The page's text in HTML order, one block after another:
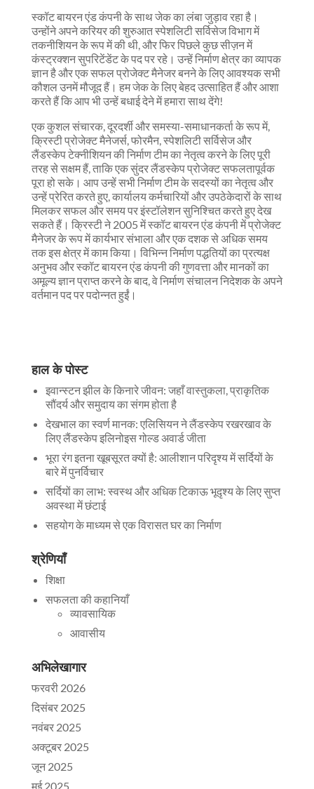
स्कॉट बायरन एंड कंपनी के साथ जेक का लंबा जुड़ाव रहा है।
उन्होंने अपने करियर की शुरुआत स्पेशलिटी सर्विसेज विभाग में
तकनीशियन के रूप में की थी, और फिर पिछले कुछ सीज़न में
कंस्ट्रक्शन सुपरिटेंडेंट के पद पर रहे। उन्हें निर्माण क्षेत्र का व्यापक
ज्ञान है और एक सफल प्रोजेक्ट मैनेजर बनने के लिए आवश्यक सभी
कौशल उनमें मौजूद हैं। हम जेक के लिए बेहद उत्साहित हैं और आशा
करते हैं कि आप भी उन्हें बधाई देने में हमारा साथ देंगे!
एक कुशल संचारक, दूरदर्शी और समस्या-समाधानकर्ता के रूप में,
क्रिस्टी प्रोजेक्ट मैनेजर्स, फोरमैन, स्पेशलिटी सर्विसेज और
लैंडस्केप टेक्नीशियन की निर्माण टीम का नेतृत्व करने के लिए पूरी
तरह से सक्षम हैं, ताकि एक सुंदर लैंडस्केप प्रोजेक्ट सफलतापूर्वक
पूरा हो सके। आप उन्हें सभी निर्माण टीम के सदस्यों का नेतृत्व और
उन्हें प्रेरित करते हुए, कार्यालय कर्मचारियों और उपठेकेदारों के साथ
मिलकर सफल और समय पर इंस्टॉलेशन सुनिश्चित करते हुए देख
सकते हैं। क्रिस्टी ने 2005 में स्कॉट बायरन एंड कंपनी में प्रोजेक्ट
मैनेजर के रूप में कार्यभार संभाला और एक दशक से अधिक समय
तक इस क्षेत्र में काम किया। विभिन्न निर्माण पद्धतियों का प्रत्यक्ष
अनुभव और स्कॉट बायरन एंड कंपनी की गुणवत्ता और मानकों का
अमूल्य ज्ञान प्राप्त करने के बाद, वे निर्माण संचालन निदेशक के अपने
वर्तमान पद पर पदोन्नत हुईं।
हाल के पोस्ट
इवान्स्टन झील के किनारे जीवन: जहाँ वास्तुकला, प्राकृतिक
सौंदर्य और समुदाय का संगम होता है
देखभाल का स्वर्ण मानक: एलिसियन ने लैंडस्केप रखरखाव के
लिए लैंडस्केप इलिनोइस गोल्ड अवार्ड जीता
भूरा रंग इतना खूबसूरत क्यों है: आलीशान परिदृश्य में सर्दियों के
बारे में पुनर्विचार
सर्दियों का लाभ: स्वस्थ और अधिक टिकाऊ भूदृश्य के लिए सुप्त
अवस्था में छंटाई
सहयोग के माध्यम से एक विरासत घर का निर्माण
श्रेणियाँ
शिक्षा
सफलता की कहानियाँ
व्यावसायिक
आवासीय
अभिलेखागार
फरवरी 2026
दिसंबर 2025
नवंबर 2025
अक्टूबर 2025
जून 2025
मई 2025